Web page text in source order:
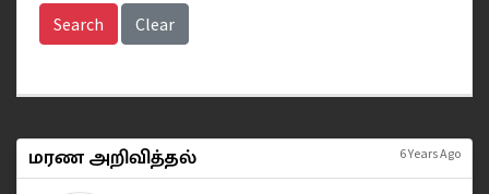
Search Clear
மரண அறிவித்தல் 6 Years Ago